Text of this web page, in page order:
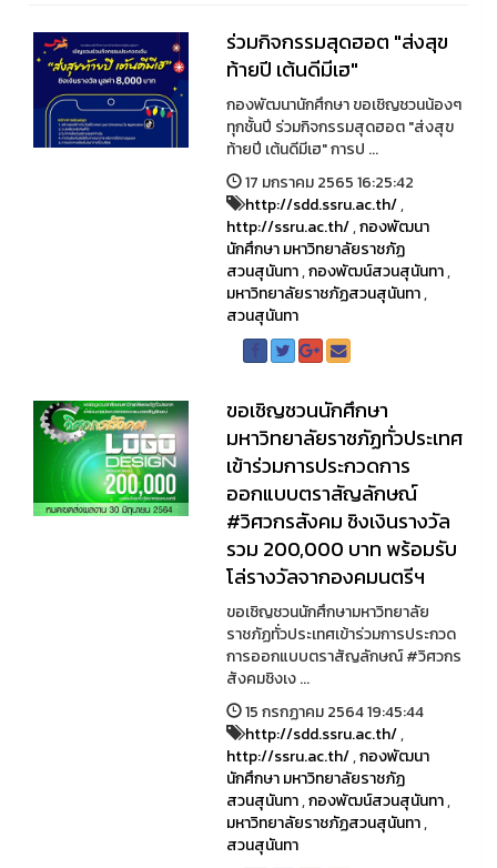
ร่วมกิจกรรมสุดฮอต "ส่งสุข
ท้ายปี เต้นดีมีเฮ"
กองพัฒนานักศึกษา ขอเชิญชวนน้องๆ
ทุกชั้นปี ร่วมกิจกรรมสุดฮอต "ส่งสุข
ท้ายปี เต้นดีมีเฮ" การป ...
17 มกราคม 2565 16:25:42
http://sdd.ssru.ac.th/,
http://ssru.ac.th/,กองพัฒนา
นักศึกษา มหาวิทยาลัยราชภัฏ
สวนสุนันทา,กองพัฒน์สวนสุนันทา,
มหาวิทยาลัยราชภัฏสวนสุนันทา,
สวนสุนันทา
ขอเชิญชวนนักศึกษา
มหาวิทยาลัยราชภัฏทั่วประเทศ
เข้าร่วมการประกวดการ
ออกแบบตราสัญลักษณ์
#วิศวกรสังคม ชิงเงินรางวัล
รวม 200,000 บาท พร้อมรับ
โล่รางวัลจากองคมนตรีฯ
ขอเชิญชวนนักศึกษามหาวิทยาลัย
ราชภัฏทั่วประเทศเข้าร่วมการประกวด
การออกแบบตราสัญลักษณ์ #วิศวกร
สังคมชิงเง ...
15 กรกฏาคม 2564 19:45:44
http://sdd.ssru.ac.th/,
http://ssru.ac.th/,กองพัฒนา
นักศึกษา มหาวิทยาลัยราชภัฏ
สวนสุนันทา,กองพัฒน์สวนสุนันทา,
มหาวิทยาลัยราชภัฏสวนสุนันทา,
สวนสุนันทา